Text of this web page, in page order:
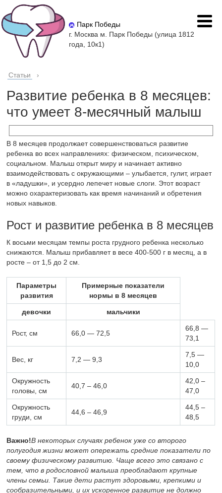
Парк Победы
г. Москва м. Парк Победы (улица 1812
года, 10к1)
Статьи ›
Развитие ребенка в 8 месяцев:
что умеет 8-месячный малыш
В 8 месяцев продолжает совершенствоваться развитие
ребенка во всех направлениях: физическом, психическом,
социальном. Малыш открыт миру и начинает активно
взаимодействовать с окружающими – улыбается, гулит, играет
в «ладушки», и усердно лепечет новые слоги. Этот возраст
можно охарактеризовать как время начинаний и обретения
новых навыков.
Рост и развитие ребенка в 8 месяцев
К восьми месяцам темпы роста грудного ребенка несколько
снижаются. Малыш прибавляет в весе 400-500 г в месяц, а в
росте – от 1,5 до 2 см.
Параметры
развития
Примерные показатели
нормы в 8 месяцев
девочки мальчики
Рост, см 66,0 — 72,5
66,8 —
73,1
Вес, кг 7,2 — 9,3
7,5 —
10,0
Окружность
головы, см
40,7 – 46,0
42,0 –
47,0
Окружность
груди, см
44,6 – 46,9
44,5 –
48,5
Важно!В некоторых случаях ребенок уже со второго
полугодия жизни может опережать средние показатели по
своему физическому развитию. Чаще всего это связано с
тем, что в родословной малыша преобладают крупные
члены семьи. Такие дети растут здоровыми, крепкими и
сообразительными, и их ускоренное развитие не должно